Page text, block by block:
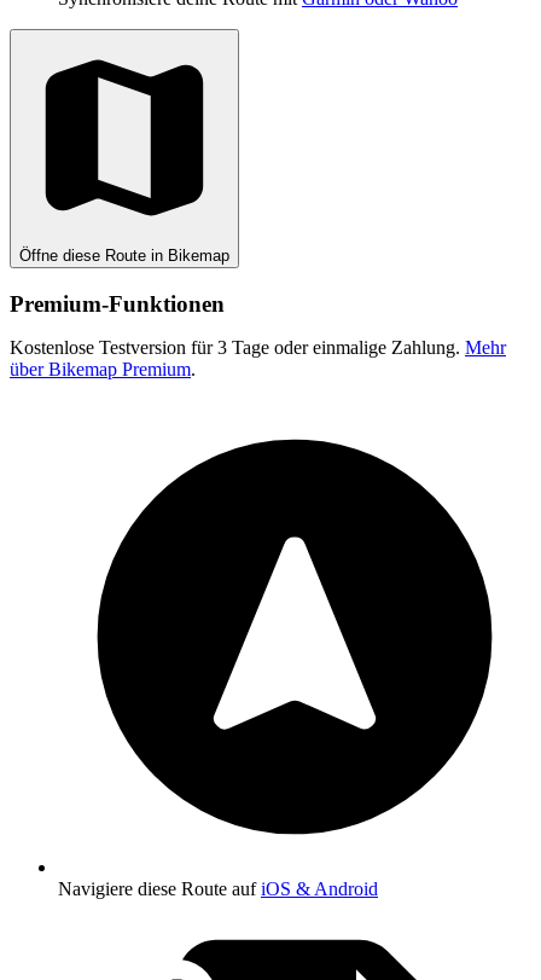
Öffne diese Route in Bikemap
Premium-Funktionen
Kostenlose Testversion für 3 Tage oder einmalige Zahlung. Mehr
über Bikemap Premium.
Navigiere diese Route aufiOS & Android